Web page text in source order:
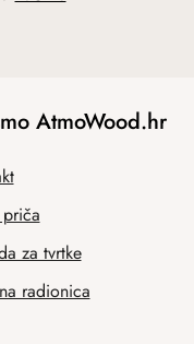
AtmoWood.hr
za tvrtke
radionica